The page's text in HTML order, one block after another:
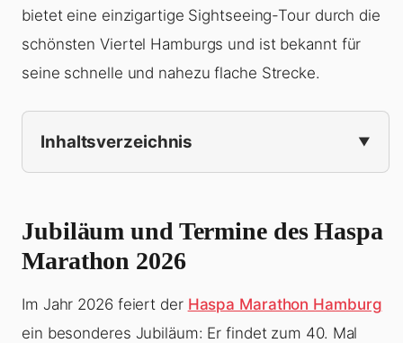
bietet eine einzigartige Sightseeing-Tour durch die
schönsten Viertel Hamburgs und ist bekannt für
seine schnelle und nahezu flache Strecke.
Inhaltsverzeichnis
Jubiläum und Termine des Haspa
Marathon 2026
Im Jahr 2026 feiert der Haspa Marathon Hamburg
ein besonderes Jubiläum: Er findet zum 40. Mal